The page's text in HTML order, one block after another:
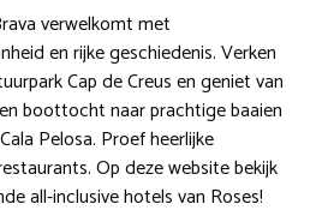
verwelkomt met
en rijke geschiedenis. Verken
Cap de Creus en geniet van
boottocht naar prachtige baaien
Pelosa. Proef heerlijke
Op deze website bekijk
all-inclusive hotels van Roses!